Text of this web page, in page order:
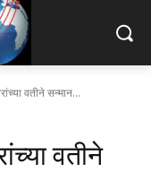
वतीने सन्मान...
वतीने